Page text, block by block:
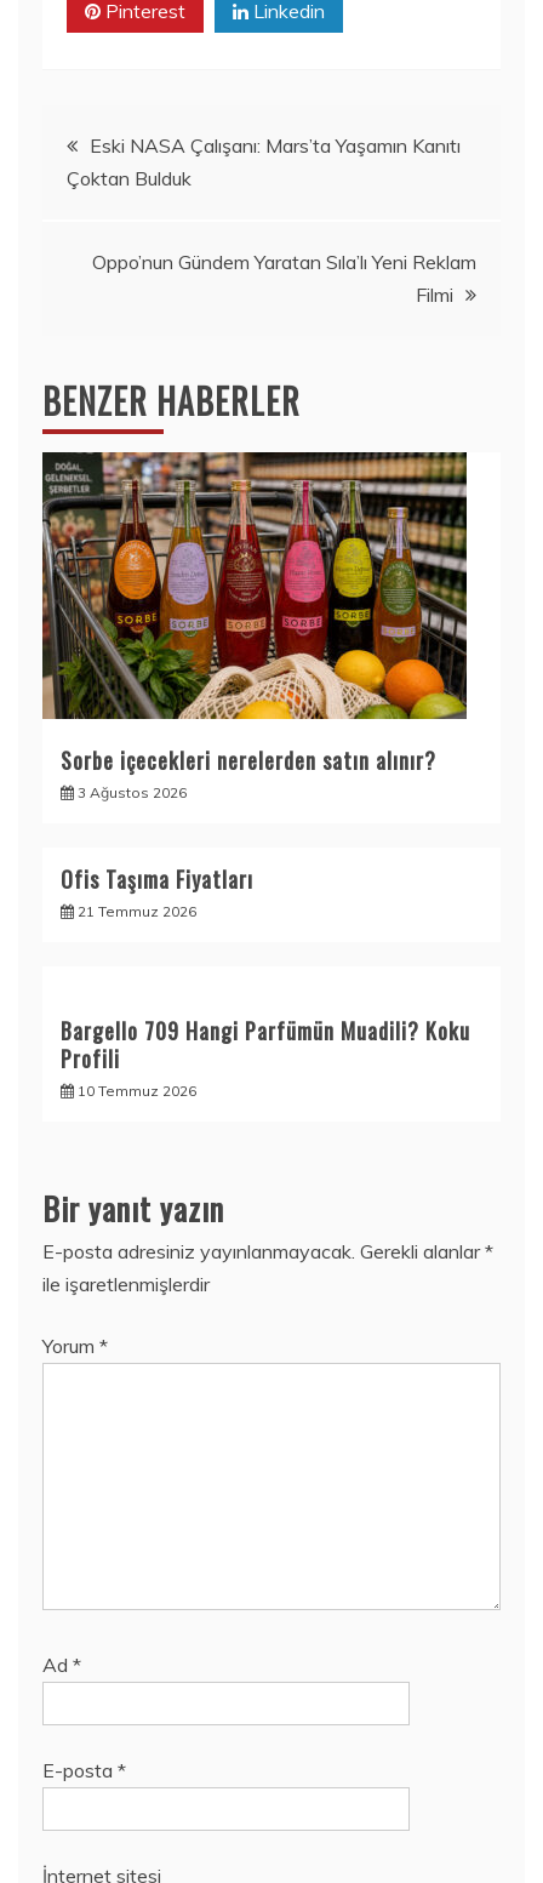
Pinterest Linkedin
Yazı
gezinmesi
Eski NASA Çalışanı: Mars’ta Yaşamın Kanıtı
Çoktan Bulduk
Oppo’nun Gündem Yaratan Sıla’lı Yeni Reklam
Filmi
BENZER HABERLER
Sorbe içecekleri nerelerden satın alınır?
3 Ağustos 2026
Ofis Taşıma Fiyatları
21 Temmuz 2026
Bargello 709 Hangi Parfümün Muadili? Koku
Profili
10 Temmuz 2026
Bir yanıt yazın
E-posta adresiniz yayınlanmayacak. Gerekli alanlar*
ile işaretlenmişlerdir
Yorum *
Ad *
E-posta *
İnternet sitesi